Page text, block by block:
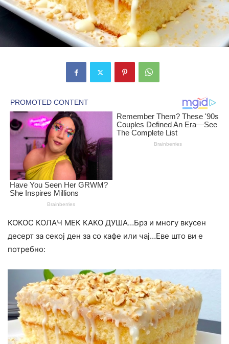
КОКОС КОЛАЧ МЕК КАКО ДУША…Брз и многу вкусен
десерт за секој ден за со кафе или чај…Еве што ви е
потребно: